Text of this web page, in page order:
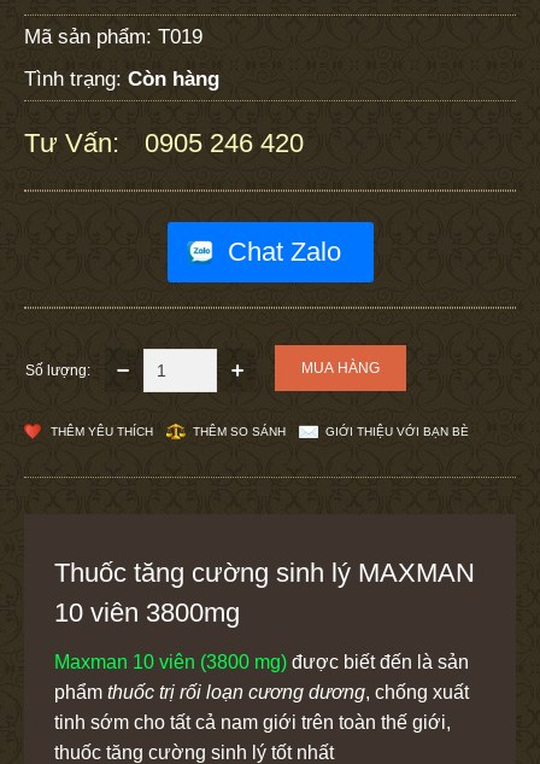
Mã sản phẩm: T019
Tình trạng: Còn hàng
Tư Vấn: 0905 246 420
Chat Zalo
Số lượng:
THÊM YÊU THÍCH THÊM SO SÁNH GIỚI THIỆU VỚI BẠN BÈ
Thuốc tăng cường sinh lý MAXMAN
10 viên 3800mg
Maxman 10 viên (3800 mg) được biết đến là sản
phẩm thuốc trị rối loạn cương dương, chống xuất
tinh sớm cho tất cả nam giới trên toàn thế giới,
thuốc tăng cường sinh lý tốt nhất